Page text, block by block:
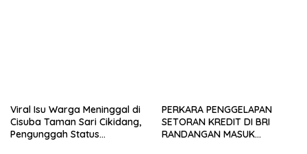
Viral Isu Warga Meninggal di
Cisuba Taman Sari Cikidang,
Pengunggah Status
PERKARA PENGGELAPAN
SETORAN KREDIT DI BRI
RANDANGAN MASUK